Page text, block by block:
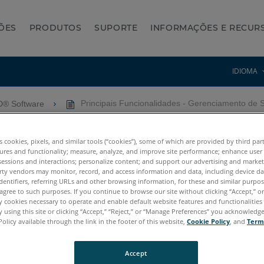
PRODUTOS SUPORTE INFORMAÇÕES E
IDIOMA
Software Principais Funcionalidades - Gerenciamento de
- Gerenciamento de
cookies, pixels, and similar tools (“cookies”), some of which are provided by third
and functionality; measure, analyze, and improve site performance; enhance user
and interactions; personalize content; and support our advertising and
vendors may monitor, record, and access information and data, including device
referring URLs and other browsing information, for these and similar
to such purposes. If you continue to browse our site without clicking “Accept,”
cookies necessary to operate and enable default website features and
using this site or clicking “Accept,” “Reject,” or “Manage Preferences” you
available through the link in the footer of this website, Cookie Policy, and
Accept